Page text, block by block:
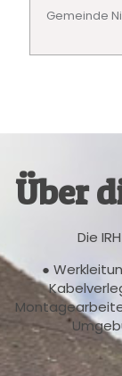
Gemeinde
Über
Die
●